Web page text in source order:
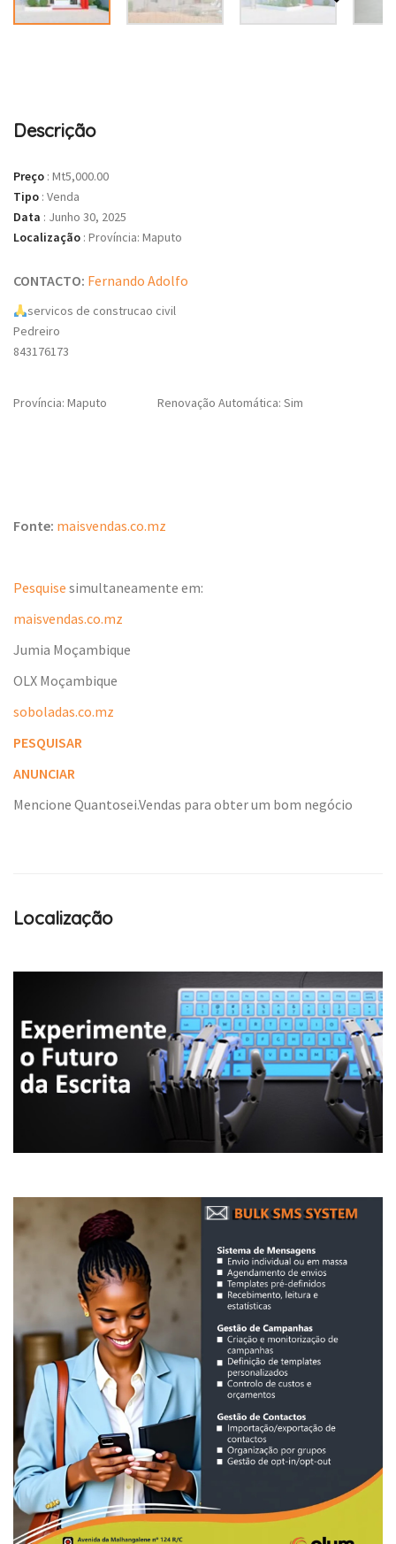
Descrição
Preço : Mt5,000.00
Tipo : Venda
Data : Junho 30, 2025
Localização : Província: Maputo
CONTACTO: Fernando Adolfo
servicos de construcao civil
Pedreiro
843176173
Província: Maputo Renovação Automática: Sim
Fonte: maisvendas.co.mz
Pesquise simultaneamente em:
maisvendas.co.mz
Jumia Moçambique
OLX Moçambique
soboladas.co.mz
PESQUISAR
ANUNCIAR
Mencione Quantosei.Vendas para obter um bom negócio
Localização